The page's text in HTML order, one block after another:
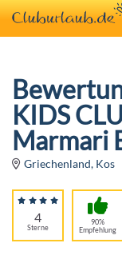
KIDS
Marmari
Griechenland, Kos
4
Sterne
90%
Empfehlung